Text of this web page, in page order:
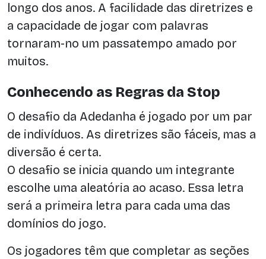
longo dos anos. A facilidade das diretrizes e
a capacidade de jogar com palavras
tornaram-no um passatempo amado por
muitos.
Conhecendo as Regras da Stop
O desafio da Adedanha é jogado por um par
de indivíduos. As diretrizes são fáceis, mas a
diversão é certa.
O desafio se inicia quando um integrante
escolhe uma aleatória ao acaso. Essa letra
será a primeira letra para cada uma das
domínios do jogo.
Os jogadores têm que completar as seções